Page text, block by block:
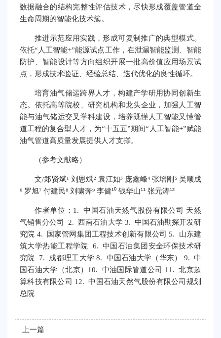
数据融合的结构完整性评估技术，尽快形成覆盖管道全
生命周期的智能化技术簇。
推进示范应用实践，形成可复制推广的典型模式。
依托“人工智能+”能源试点工作，在泄漏智能监测、智能
防护、智能设计等方向组织开展一批高价值应用场景试
点，形成技术验证、经验总结、迭代优化的良性循环。
培育油气储运跨界人才，构建产学研用协同创新生
态。依托高等院校、研究机构和龙头企业，加强人工智
能与油气储运交叉学科建设，培养既懂人工智能又懂管
道工程的复合型人才，为“十五五”期间“人工智能+”赋能
油气管道高质量发展提供人才支撑。
（参考文献略）
文/郑贤斌¹ 刘恩斌² 袁江如³ 庞鑫峰⁴ 张增刚⁵ 吴顺成
⁶ 罗旭⁷ 付建民⁸ 刘啸奔⁹‌ 李健¹⁰ 钱华山¹¹ 张元涛¹²
作者单位：1. 中国石油天然气股份有限公司 天然
气销售分公司 2. 西南石油大学 3. 中国石油勘探开发研
究院 4. 国家管网集团工程技术创新有限公司 5. 山东建
筑大学热能工程学院 6. 中国石油集团安全环保技术研
究院 7. 成都理工大学 8. 中国石油大学（华东） 9. 中
国石油大学（北京）10. 中油国际管道公司 11. 北京超
算科技有限公司 12. 中国石油天然气股份有限公司规划
总院
上一篇